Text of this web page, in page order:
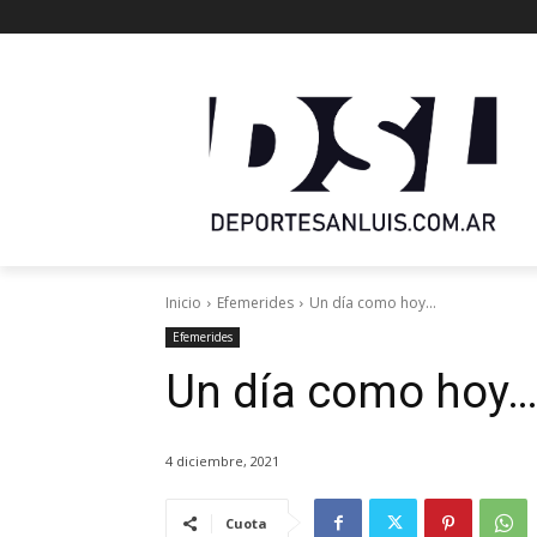
Inicio Efemerides Un día como hoy...
Efemerides
Un día como hoy…
4 diciembre, 2021
Cuota